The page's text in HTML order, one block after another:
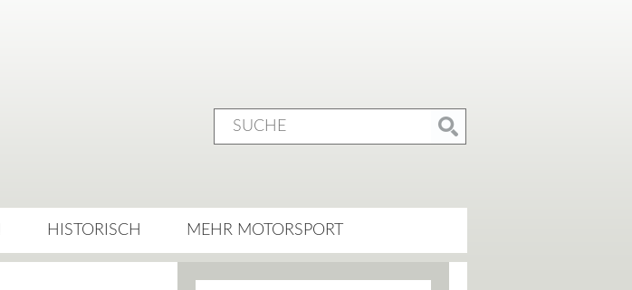
HISTORISCH MEHR MOTORSPORT